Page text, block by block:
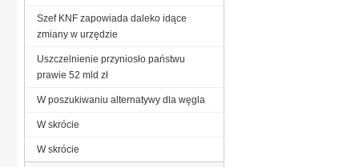
Szef KNF zapowiada daleko idące
zmiany w urzędzie
Uszczelnienie przyniosło państwu
prawie 52 mld zł
W poszukiwaniu alternatywy dla węgla
W skrócie
W skrócie